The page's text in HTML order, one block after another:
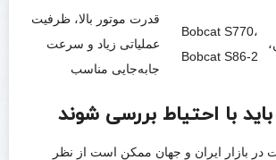
Bobcat S770،
Bobcat S86-2
قدرت موتور بالا، ظرفیت
عملیاتی زیاد و سرعت
جابه‌جایی مناسب
با احتیاط بررسی شوند
در بازار ایران و جهان ممکن است از نظر